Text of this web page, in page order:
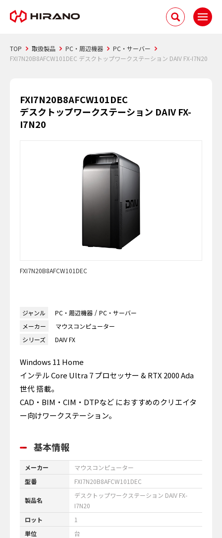
TOP 取扱製品 PC・周辺機器
PC・サーバー
FXI7N20B8AFCW101DEC デスクトップワークステーション DAIV FX-I7N20
FXI7N20B8AFCW101DEC
デスクトップワークステーション DAIV FX-
I7N20
FXI7N20B8AFCW101DEC
ジャンル PC・周辺機器
PC・サーバー
メーカー
マウスコンピューター
シリーズ
DAIV FX
Windows 11 Home
インテル Core Ultra 7 プロセッサー & RTX 2000 Ada
世代 搭載。
CAD・BIM・CIM・DTPなど におすすめのクリエイタ
ー向けワークステーション。
基本情報
メーカー
マウスコンピューター
型番
FXI7N20B8AFCW101DEC
製品名
デスクトップワークステーション DAIV FX-
I7N20
ロット
1
単位
台